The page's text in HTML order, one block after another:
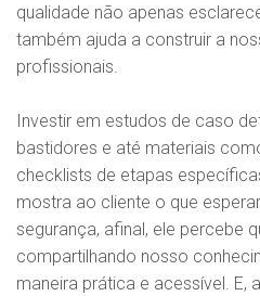
qualidade não apenas
também ajuda a construir a
profissionais.
Investir em estudos de caso
bastidores e até materiais
checklists de etapas
mostra ao cliente o que
segurança, afinal, ele percebe
compartilhando nosso
maneira prática e acessível. E,